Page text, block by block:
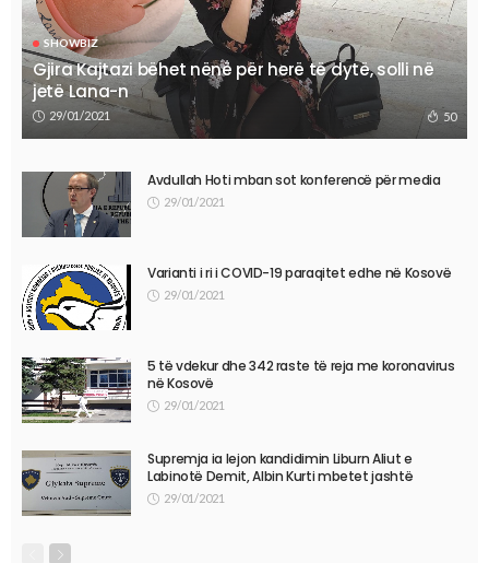
SHOWBIZ
Gjira Kajtazi bëhet nënë për herë të dytë, solli në
jetë Lana-n
29/01/2021 50
Avdullah Hoti mban sot konferencë për media
29/01/2021
Varianti i ri i COVID-19 paraqitet edhe në Kosovë
29/01/2021
5 të vdekur dhe 342 raste të reja me koronavirus
në Kosovë
29/01/2021
Supremja ia lejon kandidimin Liburn Aliut e
Labinotë Demit, Albin Kurti mbetet jashtë
29/01/2021